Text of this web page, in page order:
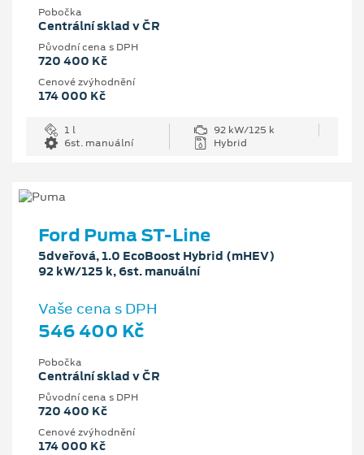
Pobočka
Centrální sklad v ČR
Původní cena s DPH
720 400 Kč
Cenové zvýhodnění
174 000 Kč
1 l
92 kW/125 k
6st. manuální
Hybrid
Ford Puma ST-Line
5dveřová, 1.0 EcoBoost Hybrid (mHEV)
92 kW/125 k, 6st. manuální
Vaše cena s DPH
546 400 Kč
Pobočka
Centrální sklad v ČR
Původní cena s DPH
720 400 Kč
Cenové zvýhodnění
174 000 Kč